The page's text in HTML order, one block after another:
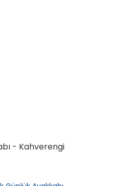
- Kahverengi